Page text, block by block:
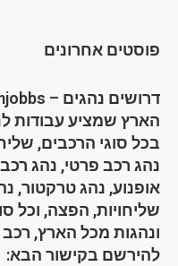
פוסטים אחרונים
הארץ שמציע עבודות
בכל סוגי הרכבים,
נהג רכב פרטי, נהג
אופנוע, נהג טרקטור,
שליחויות, הפצה, וכל
ונהגות מכל הארץ,
להירשם בקישור הבא: